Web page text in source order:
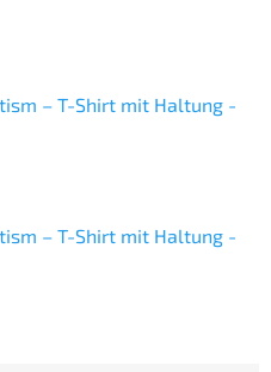
– T-Shirt mit Haltung -
– T-Shirt mit Haltung -